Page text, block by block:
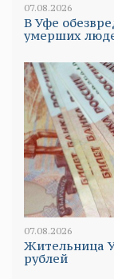
07.08.2026
В Уфе
умерших
07.08.2026
Жительница
рублей